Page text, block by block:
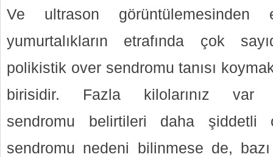
Ve ultrason görüntülemesinden
yumurtalıkların etrafında çok
polikistik over sendromu tanısı
birisidir. Fazla kilolarınız
sendromu belirtileri daha şiddetli
sendromu nedeni bilinmese de,